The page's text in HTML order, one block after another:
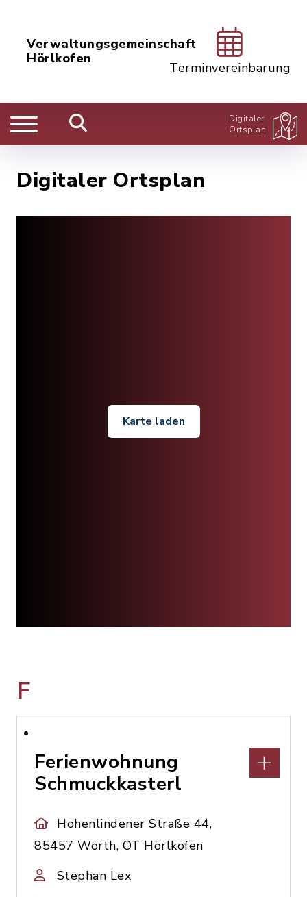
Verwaltungsgemeinschaft
Hörlkofen
Terminvereinbarung
Digitaler
Ortsplan
Digitaler Ortsplan
Karte laden
F
Ferienwohnung
Schmuckkasterl
Hohenlindener Straße 44,
85457 Wörth, OT Hörlkofen
Stephan Lex